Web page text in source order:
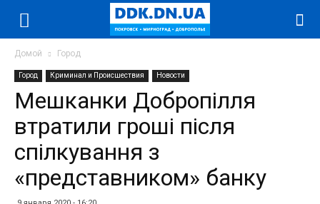
Домой Город
Город Криминал и Происшествия Новости
Мешканки Добропілля
втратили гроші після
спілкування з
«представником» банку